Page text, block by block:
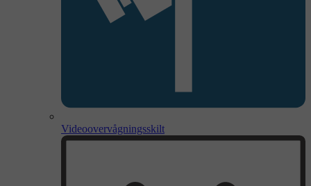
Videoovervågningsskilt